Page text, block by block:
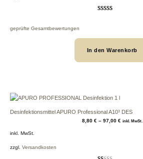
auf
geprüfte Gesamtbewertungen
In den Warenkorb
Desinfektionsmittel APURO Professional A10³ DES
8,80 €– 97,00 € inkl. MwSt.
inkl. MwSt.
zzgl. Versandkosten